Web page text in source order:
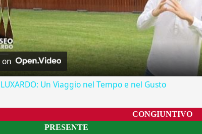
Video
on
Un Viaggio nel Tempo e nel Gusto
CONGIUNTIVO
PRESENTE